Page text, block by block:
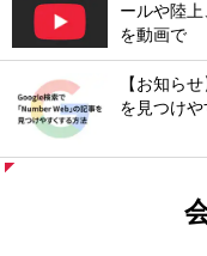
ールや陸
を動画で
【お知ら
を見つけ